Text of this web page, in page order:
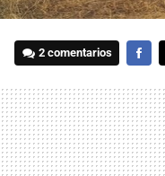
2 comentarios